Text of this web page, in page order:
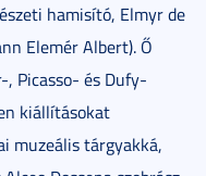
hamisító, Elmyr de
Elemér Albert). Ő
Picasso- és Dufy-
kiállításokat
muzeális tárgyakká,